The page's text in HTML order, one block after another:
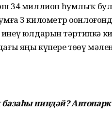
34 миллион һумлыҡ
3 километр
инеү юлдарын тәртипкә
яңы күперҙе төҙөү
ниндәй? Автопарк